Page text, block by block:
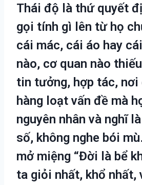
Thái độ là thứ quyết
gọi tính gì lên từ họ
cái mác, cái áo hay
nào, cơ quan nào
tin tưởng, hợp tác, nơi
hàng loạt vấn đề mà
nguyên nhân và nghĩ
số, không nghe bói
mở miệng “Đời là bể
ta giỏi nhất, khổ nhất,